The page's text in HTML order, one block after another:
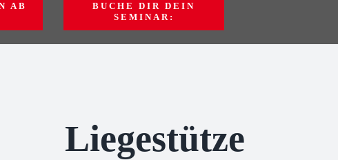
AB
BUCHE DIR DEIN
SEMINAR:
Liegestütze